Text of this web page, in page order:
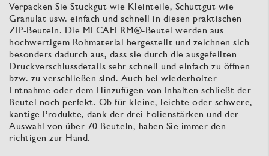
Verpacken Sie Stückgut wie Kleinteile, Schüttgut wie
Granulat usw. einfach und schnell in diesen praktischen
ZIP-Beuteln. Die MECAFERM®-Beutel werden aus
hochwertigem Rohmaterial hergestellt und zeichnen sich
besonders dadurch aus, dass sie durch die ausgefeilten
Druckverschlussdetails sehr schnell und einfach zu öffnen
bzw. zu verschließen sind. Auch bei wiederholter
Entnahme oder dem Hinzufügen von Inhalten schließt der
Beutel noch perfekt. Ob für kleine, leichte oder schwere,
kantige Produkte, dank der drei Folienstärken und der
Auswahl von über 70 Beuteln, haben Sie immer den
richtigen zur Hand.